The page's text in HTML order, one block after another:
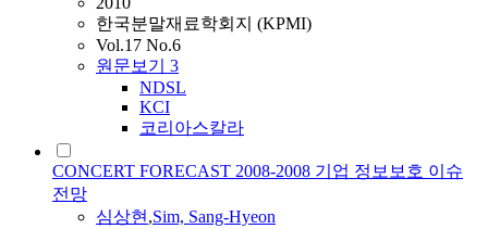
한국분말재료학회지 (KPMI)
Vol.17 No.6
원문보기 3
NDSL
KCI
코리아스칼라
CONCERT FORECAST 2008-2008 기업 정보보호 이슈
전망
심상현,Sim, Sang-Hyeon